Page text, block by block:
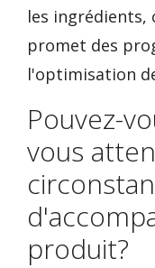
les ingrédients,
promet des
l'optimisation
Pouvez-
vous
produit?